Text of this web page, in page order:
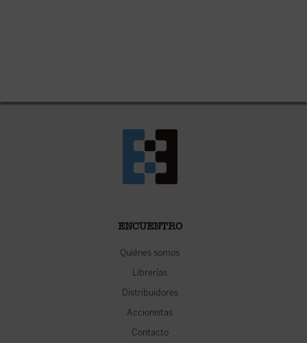
ENCUENTRO
Quiénes somos
Librerías
Distribuidores
Accionistas
Contacto